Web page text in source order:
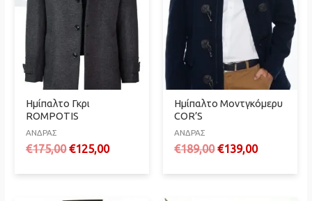
Ημίπαλτο Γκρι
ROMPOTIS
ΑΝΔΡΑΣ
€175,00Original
was:
€125,00Η
τιμή
Ημίπαλτο Μοντγκόμερυ
COR’S
ΑΝΔΡΑΣ
€189,00Original
was:
€139,00Η
τιμή